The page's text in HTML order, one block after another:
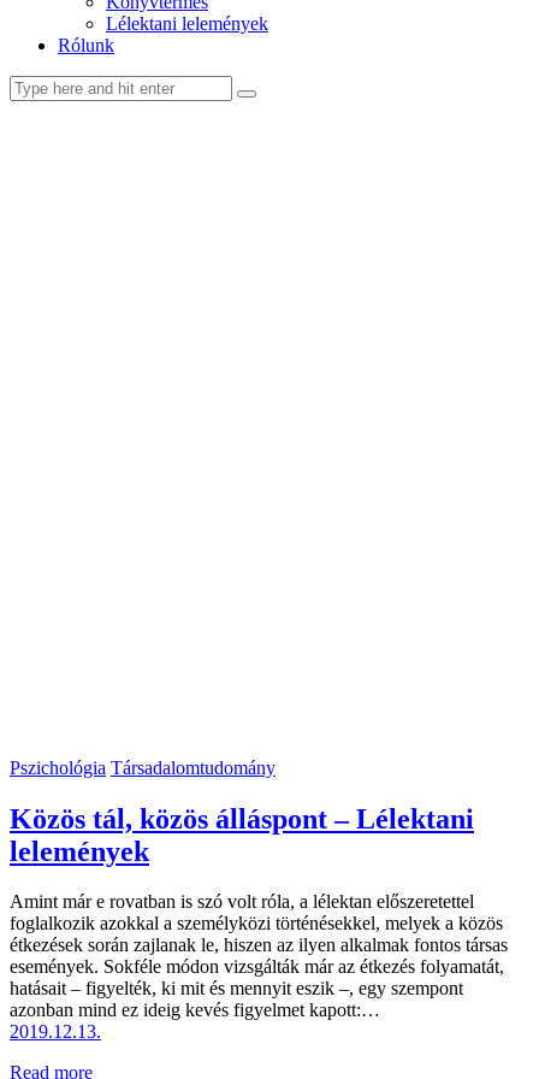
Lélektani lelemények
Rólunk
Pszichológia Társadalomtudomány
Közös tál, közös álláspont – Lélektani
lelemények
Amint már e rovatban is szó volt róla, a lélektan előszeretettel
foglalkozik azokkal a személyközi történésekkel, melyek a közös
étkezések során zajlanak le, hiszen az ilyen alkalmak fontos társas
események. Sokféle módon vizsgálták már az étkezés folyamatát,
hatásait – figyelték, ki mit és mennyit eszik –, egy szempont
azonban mind ez ideig kevés figyelmet kapott:…
2019.12.13.
Read more